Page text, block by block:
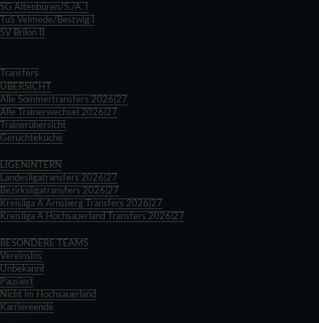
SG Altenbüren/S./A. I
TuS Velmede/Bestwig I
SV Brilon II
Transfers
ÜBERSICHT
Alle Sommertransfers 2026|27
Alle Trainerwechsel 2026|27
Trainerübersicht
Gerüchteküche
LIGENINTERN
Landesligatransfers 2026|27
Bezirksligatransfers 2026|27
Kreisliga A Arnsberg Transfers 2026|27
Kreisliga A Hochsauerland Transfers 2026|27
BESONDERE TEAMS
Vereinslos
Unbekannt
Pausiert
Nicht im Hochsauerland
Karriereende